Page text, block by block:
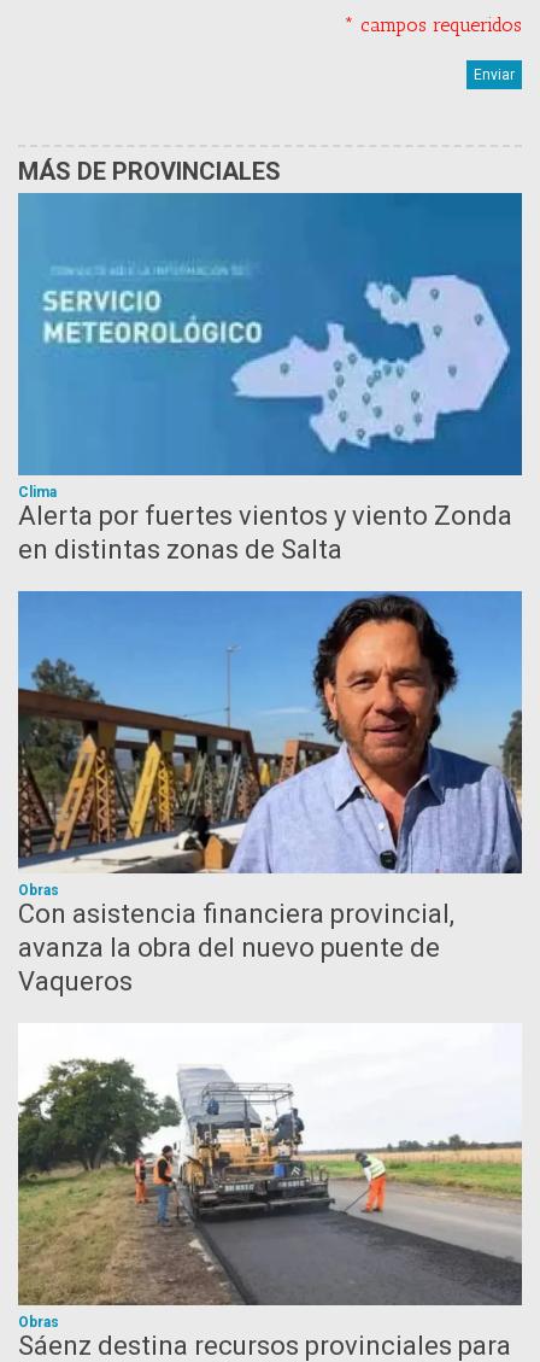
* campos requeridos
MÁS DE PROVINCIALES
Clima
Alerta por fuertes vientos y viento Zonda
en distintas zonas de Salta
Obras
Con asistencia financiera provincial,
avanza la obra del nuevo puente de
Vaqueros
Obras
Sáenz destina recursos provinciales para